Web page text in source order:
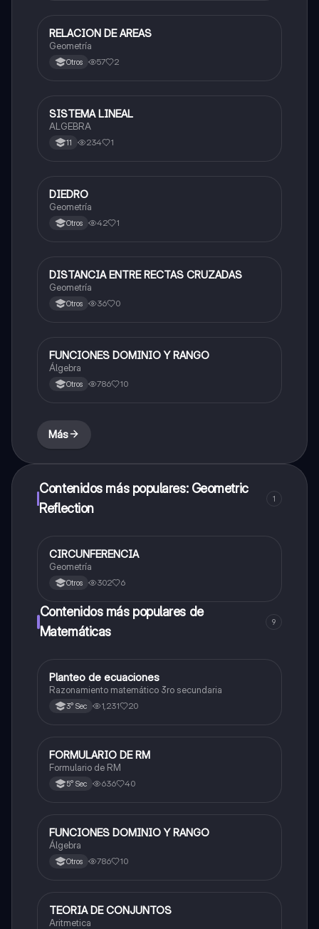
Matemáticas
RELACION DE AREAS
Geometría
Otros 57 2
Matemáticas
SISTEMA LINEAL
ALGEBRA
11 234 1
Matemáticas
DIEDRO
Geometría
Otros 42 1
Matemáticas
DISTANCIA ENTRE RECTAS CRUZADAS
Geometría
Otros 36 0
Matemáticas
FUNCIONES DOMINIO Y RANGO
Álgebra
Otros 786 10
Más
Contenidos más populares: Geometric
Reflection
1
Matemáticas
CIRCUNFERENCIA
Geometría
Otros 302 6
Contenidos más populares de
Matemáticas
9
Matemáticas
Planteo de ecuaciones
Razonamiento matemático 3ro secundaria
3° Sec 1,231 20
Matemáticas
FORMULARIO DE RM
Formulario de RM
5° Sec 636 40
Matemáticas
FUNCIONES DOMINIO Y RANGO
Álgebra
Otros 786 10
Matemáticas
TEORIA DE CONJUNTOS
Aritmetica